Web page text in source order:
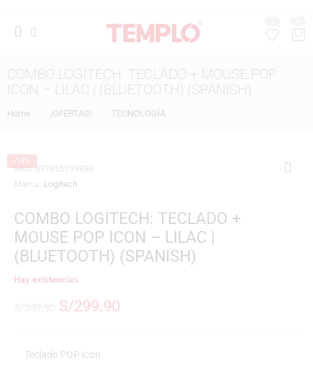
COMBO LOGITECH: TECLADO + MOUSE POP
ICON – LILAC | (BLUETOOTH) (SPANISH)
Home ¡OFERTAS! TECNOLOGÍA
-14%
SKU:097855199898
Marca: Logitech
COMBO LOGITECH: TECLADO +
MOUSE POP ICON – LILAC |
(BLUETOOTH) (SPANISH)
Hay existencias
S/299.90
Teclado POP Icon